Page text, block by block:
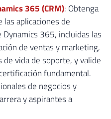
365 (CRM): Obtenga
aplicaciones de
365, incluidas las
de ventas y marketing,
de vida de soporte, y valide
fundamental.
de negocios y
y aspirantes a